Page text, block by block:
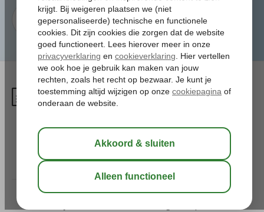
Ik vertrek binnen 12 uur en
mijn naam staat niet goed,
wat moet ik doen?
Ik vertrek binnen 12 uur en
mijn naam staat niet goed, wat moet ik doen?